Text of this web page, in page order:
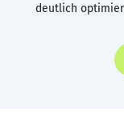
deutlich